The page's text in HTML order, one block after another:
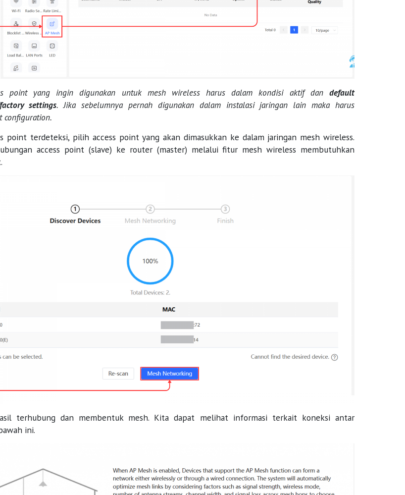
point yang ingin digunakan untuk mesh wireless harus dalam kondisi aktif dan default
settings. Jika sebelumnya pernah digunakan dalam instalasi jaringan lain maka harus
configuration.
point terdeteksi, pilih access point yang akan dimasukkan ke dalam jaringan mesh wireless.
access point (slave) ke router (master) melalui fitur mesh wireless membutuhkan
terhubung dan membentuk mesh. Kita dapat melihat informasi terkait koneksi antar
ini.